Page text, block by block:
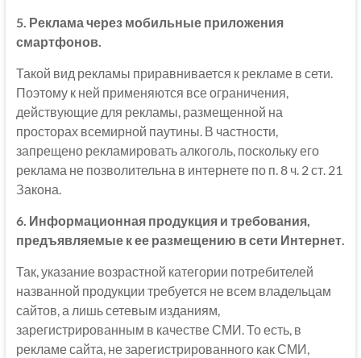
5. Реклама через мобильные приложения
смартфонов.
Такой вид рекламы приравнивается к рекламе в сети.
Поэтому к ней применяются все ограничения,
действующие для рекламы, размещенной на
просторах всемирной паутины. В частности,
запрещено рекламировать алкоголь, поскольку его
реклама не позволительна в интернете по п. 8 ч. 2 ст. 21
Закона.
6. Информационная продукция и требования,
предъявляемые к ее размещению в сети Интернет.
Так, указание возрастной категории потребителей
названной продукции требуется не всем владельцам
сайтов, а лишь сетевым изданиям,
зарегистрированным в качестве СМИ. То есть, в
рекламе сайта, не зарегистрированного как СМИ,